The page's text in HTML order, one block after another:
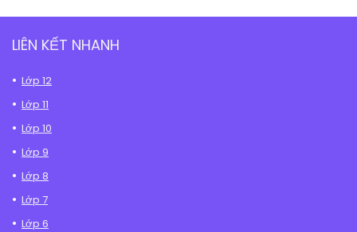
LIÊN KẾT NHANH
Lớp 12
Lớp 11
Lớp 10
Lớp 9
Lớp 8
Lớp 7
Lớp 6